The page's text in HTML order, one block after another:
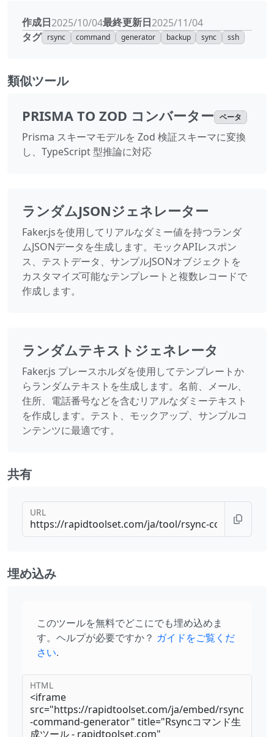
作成日2025/10/04最終更新日2025/11/04
タグ rsync command generator backup sync ssh
類似ツール
PRISMA TO ZOD コンバーター ベータ
Prisma スキーマモデルを Zod 検証スキーマに変換
し、TypeScript 型推論に対応
ランダムJSONジェネレーター
Faker.jsを使用してリアルなダミー値を持つランダ
ムJSONデータを生成します。モックAPIレスポン
ス、テストデータ、サンプルJSONオブジェクトを
カスタマイズ可能なテンプレートと複数レコードで
作成します。
ランダムテキストジェネレータ
Faker.js プレースホルダを使用してテンプレートか
らランダムテキストを生成します。名前、メール、
住所、電話番号などを含むリアルなダミーテキスト
を作成します。テスト、モックアップ、サンプルコ
ンテンツに最適です。
共有
URL
埋め込み
このツールを無料でどこにでも埋め込めま
す。ヘルプが必要ですか？ ガイドをご覧くだ
さい.
HTML